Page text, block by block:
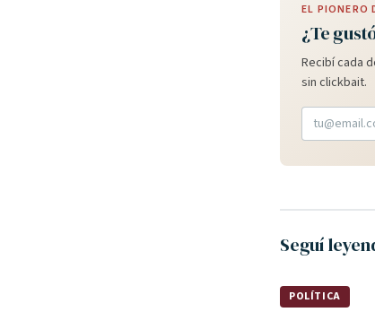
EL PIONERO
¿Te
Recibí cada
sin clickbait.
Seguí
POLÍTICA